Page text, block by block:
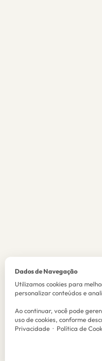
Dados de Navegação
Utilizamos cookies para
personalizar conteúdos e
Ao continuar, você pode
uso de cookies, conforme
Privacidade · Política de